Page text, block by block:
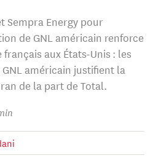
Sempra Energy pour
de GNL américain renforce
aux États-Unis : les
américain justifient la
de la part de Total.